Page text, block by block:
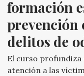
formación
prevención
delitos de
El curso profundiza
atención a las